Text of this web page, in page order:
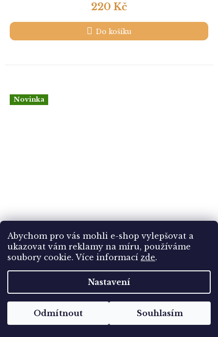
Abychom pro vás mohli e-shop vylepšovat a
ukazovat vám reklamy na míru, používáme
soubory cookie. Více informací zde.
Nastavení
Odmítnout Souhlasím
220 Kč
Do košíku
Novinka
Guernsey, 1975, 20P-1Pound série Uniformy,
Skladem(1 ks)
90 Kč